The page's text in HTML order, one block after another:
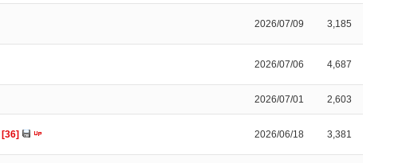
2026/07/09 3,185
2026/07/06 4,687
2026/07/01 2,603
[36] 2026/06/18 3,381